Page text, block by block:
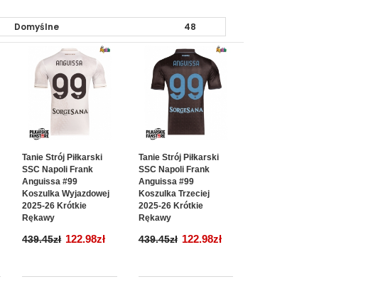
Tanie Strój Piłkarski
SSC Napoli Frank
Anguissa #99
Koszulka Wyjazdowej
2025-26 Krótkie
Rękawy
439.45zł 122.98zł
Tanie Strój Piłkarski
SSC Napoli Frank
Anguissa #99
Koszulka Trzeciej
2025-26 Krótkie
Rękawy
439.45zł 122.98zł